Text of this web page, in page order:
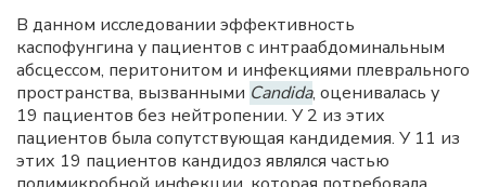
В данном исследовании эффективность
каспофунгина у пациентов с интраабдоминальным
абсцессом, перитонитом и инфекциями плеврального
пространства, вызванными Candida, оценивалась у
19 пациентов без нейтропении. У 2 из этих
пациентов была сопутствующая кандидемия. У 11 из
этих 19 пациентов кандидоз являлся частью